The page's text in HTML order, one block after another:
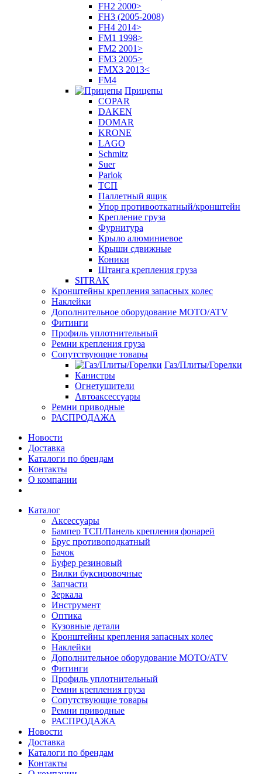
FH2 2000>
FH3 (2005-2008)
FH4 2014>
FM1 1998>
FM2 2001>
FM3 2005>
FMX3 2013<
FM4
Прицепы
COPAR
DAKEN
DOMAR
KRONE
LAGO
Schmitz
Suer
Parlok
ТСП
Паллетный ящик
Упор противооткатный/кронштейн
Крепление груза
Фурнитура
Крыло алюминиевое
Крыши сдвижные
Коники
Штанга крепления груза
SITRAK
Кронштейны крепления запасных колес
Наклейки
Дополнительное оборудование MOTO/ATV
Фитинги
Профиль уплотнительный
Ремни крепления груза
Сопутствующие товары
Газ/Плиты/Горелки
Канистры
Огнетушители
Автоаксессуары
Ремни приводные
РАСПРОДАЖА
Новости
Доставка
Каталоги по брендам
Контакты
О компании
Каталог
Аксессуары
Бампер ТСП/Панель крепления фонарей
Брус противоподкатный
Бачок
Буфер резиновый
Вилки буксировочные
Запчасти
Зеркала
Инструмент
Оптика
Кузовные детали
Кронштейны крепления запасных колес
Наклейки
Дополнительное оборудование MOTO/ATV
Фитинги
Профиль уплотнительный
Ремни крепления груза
Сопутствующие товары
Ремни приводные
РАСПРОДАЖА
Новости
Доставка
Каталоги по брендам
Контакты